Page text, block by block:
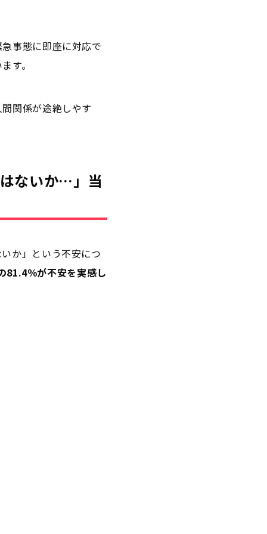
事態に即座に対応で
す。
関係が途絶しやす
ないか…」――当
か」という不安につ
81.4％が不安を実感し